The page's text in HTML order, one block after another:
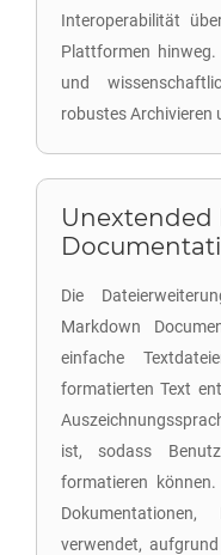
Interoperabilität
Plattformen
und
robustes Archivieren
Unextended
Die
Markdown
einfache
formatierten Text
ist, sodass
formatieren
verwendet,